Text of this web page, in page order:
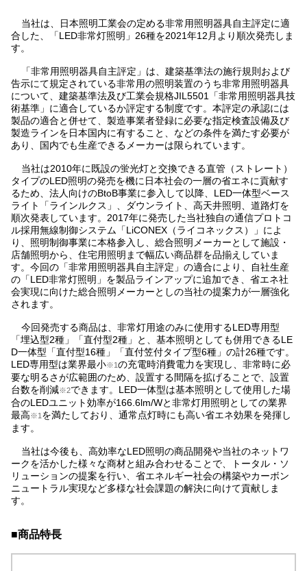
当社は、日本照明工業会の定める非常用照明器具自主評定に適
合した、「LED非常灯照明」26種を2021年12月より順次発売しま
す。
「非常用照明器具自主評定」は、建築基準法の施行規則および
告示にて規定されている非常用の照明装置のうち非常用照明器具
について、建築基準法及び工業会規格JIL5501「非常用照明器具技
術基準」に適合しているか評定する制度です。本評定の承認には
製品の適合と併せて、製造事業者登録に必要な指定検査設備及び
製造ラインを日本国内に有すること、などの条件を満たす必要が
あり、国内でも生産できるメーカーは限られています。
当社は2010年に既設の蛍光灯と交換できる直管（ストレート）
タイプのLED照明の発売を機に日本社会の一層の省エネに貢献す
るため、法人向けのBtoB事業に参入して以降、LED一体型ベース
ライト「ラインルクス」、ダウンライト、高天井照明、道路灯を
順次発表しています。2017年に発売した当社独自の通信プロトコ
ル採用無線制御システム「LiCONEX（ライコネックス）」によ
り、照明制御事業に本格参入し、総合照明メーカーとして施設・
店舗照明から、住宅用照明まで幅広い商品群を品揃えしていま
す。今回の「非常用照明器具自主評定」の適合により、自社生産
の「LED非常灯照明」を製品ラインアップに追加でき、省エネ社
会実現に向けた総合照明メーカーとしの当社の提案力が一層強化
されます。
今回発売する商品は、非常灯用途のみに使用するLED専用型
「埋込型2種」「直付型2種」と、基本照明としても併用できるLE
D一体型「直付型16種」「直付笠付タイプ型6種」の計26種です。
LED専用型は業界最小※1の充電時消費電力を実現し、非常時に必
要な明るさが広範囲のため、設置する間隔を拡げることで、設置
台数を削減※2できます。LED一体型は基本照明として使用した場
合のLEDユニット効率が166.6lm/Wと非常灯用照明としての業界
最高※1 を満たしており、通常点灯時にも高い省エネ効果を発揮し
ます。
当社は今後も、高効率なLED照明の商品開発や当社のネットワ
ークを活かした様々な商材と組み合わせることで、トータル・ソ
リューションの提案を行い、省エネルギー社会の構築やカーボン
ニュートラル実現など多様な社会課題の解決に向けて貢献しま
す。
■商品特長